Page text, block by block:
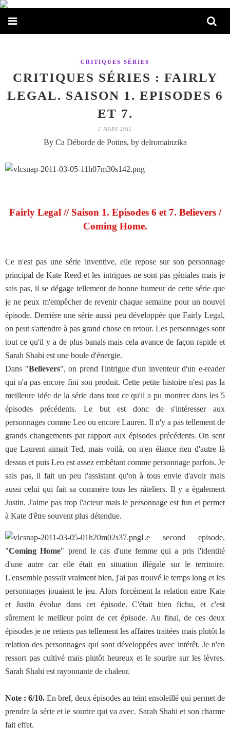
CRITIQUES SÉRIES
CRITIQUES SÉRIES : FAIRLY
LEGAL. SAISON 1. EPISODES 6
ET 7.
5 MARS 2011
By Ca Déborde de Potins, by delromainzika
Fairly Legal // Saison 1. Episodes 6 et 7. Believers /
Coming Home.
Ce n'est pas une série inventive, elle repose sur son personnage
principal de Kate Reed et les intrigues ne sont pas géniales mais je
sais pas, il se dégage tellement de bonne humeur de cette série que
je ne peux m'empêcher de revenir chaque semaine pour un nouvel
épisode. Derrière une série aussi peu développée que Fairly Legal,
on peut s'attendre à pas grand chose en retour. Les personnages sont
tout ce qu'il y a de plus banals mais cela avance de façon rapide et
Sarah Shahi est une boule d'énergie.
Dans "Believers", on prend l'intrigue d'un inventeur d'un e-reader
qui n'a pas encore fini son produit. Cette petite histoire n'est pas la
meilleure idée de la série dans tout ce qu'il a pu montrer dans les 5
épisodes précédents. Le but est donc de s'intéresser aux
personnages comme Leo ou encore Lauren. Il n'y a pas tellement de
grands changements par rapport aux épisodes précédents. On sent
que Laurent aimait Ted, mais voilà, on n'en élance rien d'autre là
dessus et puis Leo est assez embêtant comme personnage parfois. Je
sais pas, il fait un peu l'assistant qu'on à tous envie d'avoir mais
aussi celui qui fait sa commère tous les râteliers. Il y a également
Justin. J'aime pas trop l'acteur mais le personnage est fun et permet
à Kate d'être souvent plus détendue.
Le second episode,
"Coming Home" prend le cas d'une femme qui a pris l'identité
d'une autre car elle était en situation illégale sur le territoire.
L'ensemble passait vraiment bien, j'ai pas trouvé le temps long et les
personnages jouaient le jeu. Alors forcément la relation entre Kate
et Justin évolue dans cet épisode. C'était bien fichu, et c'est
sûrement le meilleur point de cet épisode. Au final, de ces deux
épisodes je ne retiens pas tellement les affaires traitées mais plutôt la
relation des personnages qui sont développées avec intérêt. Je n'en
ressort pas cultivé mais plutôt heureux et le sourire sur les lèvres.
Sarah Shahi est rayonnante de chaleur.
Note : 6/10. En bref, deux épisodes au teint ensoleillé qui permet de
prendre la série et le sourire qui va avec. Sarah Shahi et son charme
fait effet.